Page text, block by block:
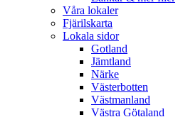
Våra lokaler
Fjärilskarta
Lokala sidor
Gotland
Jämtland
Närke
Västerbotten
Västmanland
Västra Götaland